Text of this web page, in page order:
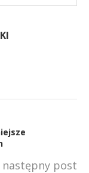
następny post